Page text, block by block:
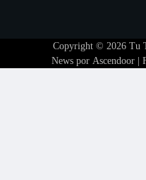
Copyright © 2026 Tu
News por Ascendoor |